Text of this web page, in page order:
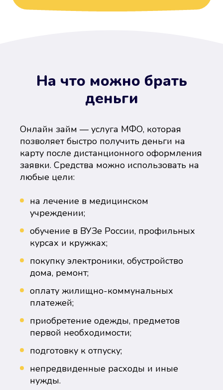
На что можно брать
деньги
Онлайн займ — услуга МФО, которая
позволяет быстро получить деньги на
карту после дистанционного оформления
заявки. Средства можно использовать на
любые цели:
на лечение в медицинском
учреждении;
обучение в ВУЗе России, профильных
курсах и кружках;
покупку электроники, обустройство
дома, ремонт;
оплату жилищно-коммунальных
платежей;
приобретение одежды, предметов
первой необходимости;
подготовку к отпуску;
непредвиденные расходы и иные
нужды.